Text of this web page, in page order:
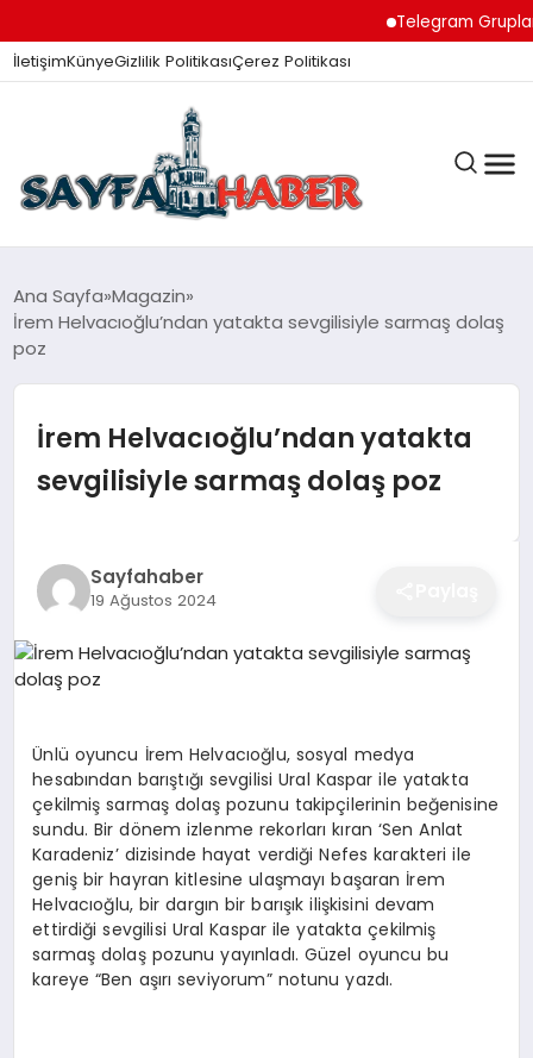
Telegram
İletişimKünyeGizlilik PolitikasıÇerez Politikası
ANA SAYFA
GÜNDEM
İZMIR HABERLERI
EKONOMI
SPOR
YAŞAM
Ana Sayfa Magazin
İrem Helvacıoğlu’ndan yatakta sevgilisiyle sarmaş dolaş
poz
İrem Helvacıoğlu’ndan yatakta
sevgilisiyle sarmaş dolaş poz
Sayfahaber
19 Ağustos 2024
Ünlü oyuncu İrem Helvacıoğlu, sosyal medya
hesabından barıştığı sevgilisi Ural Kaspar ile yatakta
çekilmiş sarmaş dolaş pozunu takipçilerinin beğenisine
sundu. Bir dönem izlenme rekorları kıran ‘Sen Anlat
Karadeniz’ dizisinde hayat verdiği Nefes karakteri ile
geniş bir hayran kitlesine ulaşmayı başaran İrem
Helvacıoğlu, bir dargın bir barışık ilişkisini devam
ettirdiği sevgilisi Ural Kaspar ile yatakta çekilmiş
sarmaş dolaş pozunu yayınladı. Güzel oyuncu bu
kareye “Ben aşırı seviyorum” notunu yazdı.